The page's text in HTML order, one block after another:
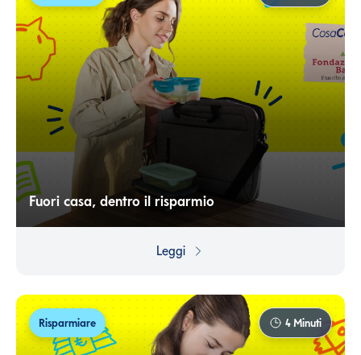
Fuori casa, dentro il risparmio
Che tu pranzi a casa, in ufficio o a scuola, basta un po’ di
giorno. Gestire meglio il cibo significa gestire meglio il
Leggi
Risparmiare 4Minuti